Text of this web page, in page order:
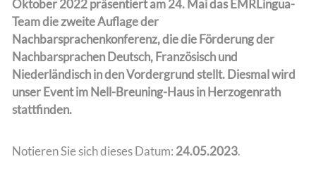
Oktober 2022 präsentiert am 24. Mai das EMRLingua-
Team die zweite Auflage der
Nachbarsprachenkonferenz, die die Förderung der
Nachbarsprachen Deutsch, Französisch und
Niederländisch in den Vordergrund stellt. Diesmal wird
unser Event im Nell-Breuning-Haus in Herzogenrath
stattfinden.
Notieren Sie sich dieses Datum: 24.05.2023.